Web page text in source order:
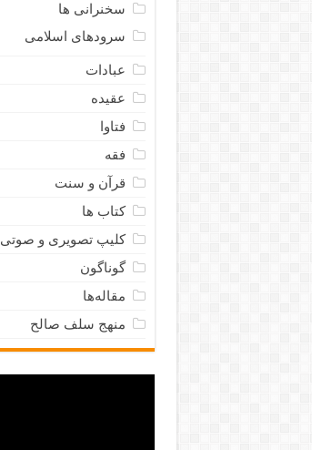
سخنرانی ها
سرودهای اسلامی
عبادات
عقیده
فتاوا
فقه
قرآن و سنت
کتاب ها
کلیپ تصویری و صوتی
گوناگون
مقاله‌ها
منهج سلف صالح